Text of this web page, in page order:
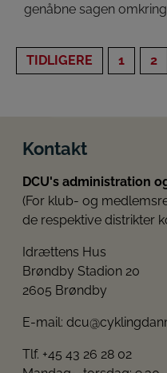
genåbne sagen
TIDLIGERE 1 2
Kontakt
DCU's administration
(For klub- og
de respektive distrikter
Idrættens Hus
Brøndby Stadion 20
2605 Brøndby
E-mail:
Tlf. +45 43 26 28 02